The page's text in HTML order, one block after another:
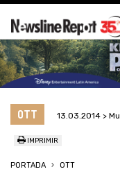
OTT 13.03.2014 >
IMPRIMIR
PORTADA OTT